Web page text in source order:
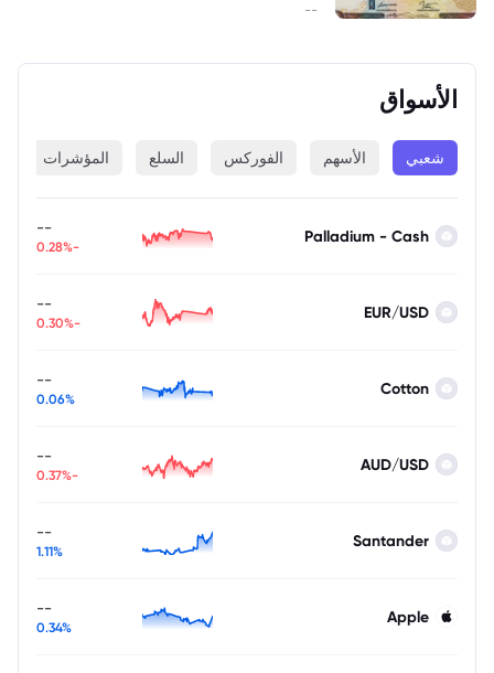
--
الأسواق
شعبي الأسهم الفوركس السلع المؤشرات
Palladium - Cash
--
-0.28%
EUR/USD
--
-0.30%
Cotton
--
0.06%
AUD/USD
--
-0.37%
Santander
--
1.11%
Apple
--
0.34%